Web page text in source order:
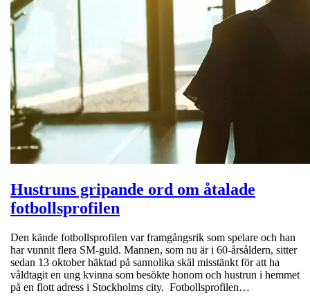
Hustruns gripande ord om åtalade
fotbollsprofilen
Den kände fotbollsprofilen var framgångsrik som spelare och han
har vunnit flera SM-guld. Mannen, som nu är i 60-årsåldern, sitter
sedan 13 oktober häktad på sannolika skäl misstänkt för att ha
våldtagit en ung kvinna som besökte honom och hustrun i hemmet
på en flott adress i Stockholms city. Fotbollsprofilen…